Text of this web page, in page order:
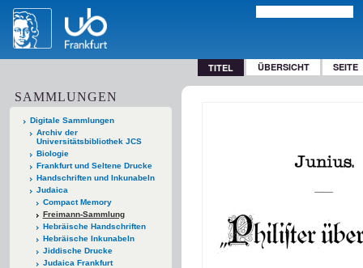
TITEL ÜBERSICHT SEITE
SAMMLUNGEN
Digitale Sammlungen
Archiv der
Universitätsbibliothek JCS
Biologie
Frankfurt und Seltene Drucke
Handschriften und Inkunabeln
Judaica
Compact Memory
Freimann-Sammlung
Hebräische Handschriften
Hebräische Inkunabeln
Jiddische Drucke
Judaica Frankfurt